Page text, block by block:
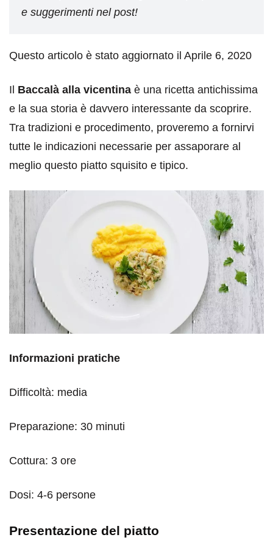
e suggerimenti nel post!
Questo articolo è stato aggiornato il Aprile 6, 2020
Il Baccalà alla vicentina è una ricetta antichissima
e la sua storia è davvero interessante da scoprire.
Tra tradizioni e procedimento, proveremo a fornirvi
tutte le indicazioni necessarie per assaporare al
meglio questo piatto squisito e tipico.
Informazioni pratiche
Difficoltà: media
Preparazione: 30 minuti
Cottura: 3 ore
Dosi: 4-6 persone
Presentazione del piatto